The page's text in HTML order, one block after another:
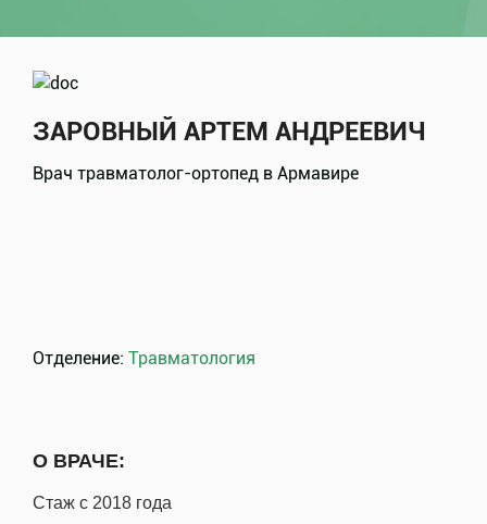
ЗАРОВНЫЙ АРТЕМ АНДРЕЕВИЧ
Врач травматолог-ортопед в Армавире
Отделение: Травматология
О ВРАЧЕ:
Стаж с 2018 года